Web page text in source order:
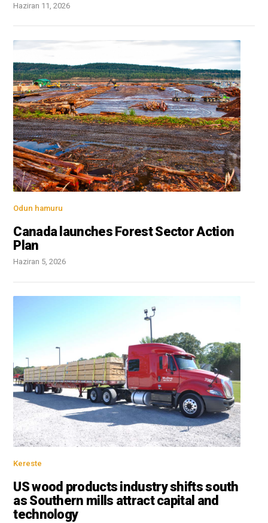
Haziran 11, 2026
Odun hamuru
Canada launches Forest Sector Action
Plan
Haziran 5, 2026
Kereste
US wood products industry shifts south
as Southern mills attract capital and
technology